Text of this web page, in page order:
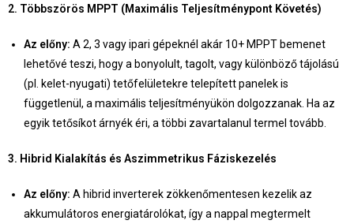
2. Többszörös MPPT (Maximális Teljesítménypont Követés)
Az előny: A 2, 3 vagy ipari gépeknél akár 10+ MPPT bemenet
lehetővé teszi, hogy a bonyolult, tagolt, vagy különböző tájolású
(pl. kelet-nyugati) tetőfelületekre telepített panelek is
függetlenül, a maximális teljesítményükön dolgozzanak. Ha az
egyik tetősíkot árnyék éri, a többi zavartalanul termel tovább.
3. Hibrid Kialakítás és Aszimmetrikus Fáziskezelés
Az előny: A hibrid inverterek zökkenőmentesen kezelik az
akkumulátoros energiatárolókat, így a nappal megtermelt